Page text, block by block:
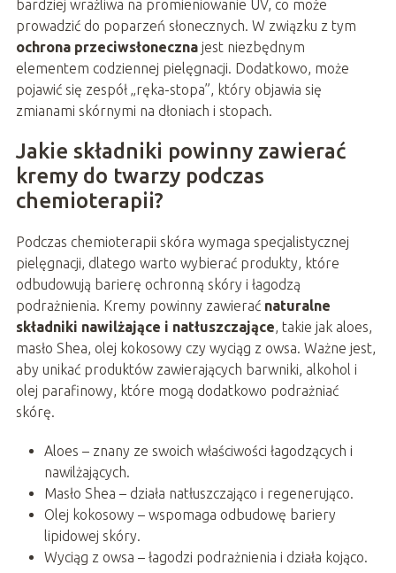
bardziej wrażliwa na promieniowanie UV, co może
prowadzić do poparzeń słonecznych. W związku z tym
ochrona przeciwsłonecznajest niezbędnym
elementem codziennej pielęgnacji. Dodatkowo, może
pojawić się zespół „ręka-stopa”, który objawia się
zmianami skórnymi na dłoniach i stopach.
Jakie składniki powinny zawierać
kremy do twarzy podczas
chemioterapii?
Podczas chemioterapii skóra wymaga specjalistycznej
pielęgnacji, dlatego warto wybierać produkty, które
odbudowują barierę ochronną skóry i łagodzą
podrażnienia. Kremy powinny zawierać naturalne
składniki nawilżające i natłuszczające, takie jak aloes,
masło Shea, olej kokosowy czy wyciąg z owsa. Ważne jest,
aby unikać produktów zawierających barwniki, alkohol i
olej parafinowy, które mogą dodatkowo podrażniać
skórę.
Aloes – znany ze swoich właściwości łagodzących i
nawilżających.
Masło Shea – działa natłuszczająco i regenerująco.
Olej kokosowy – wspomaga odbudowę bariery
lipidowej skóry.
Wyciąg z owsa – łagodzi podrażnienia i działa kojąco.